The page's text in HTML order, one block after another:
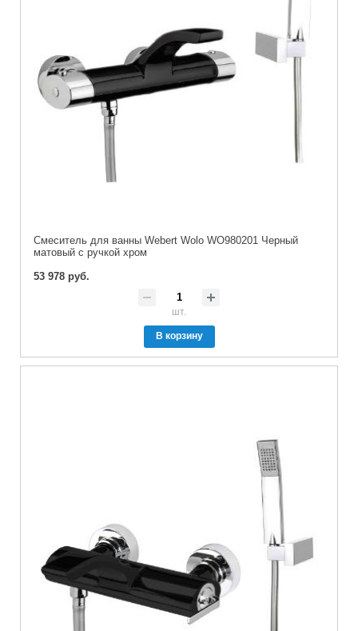
Смеситель для ванны Webert Wolo WO980201 Черный
матовый с ручкой хром
53 978 руб.
шт.
В корзину